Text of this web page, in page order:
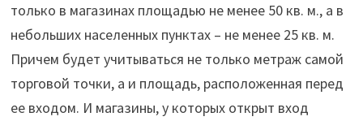
только в магазинах площадью не менее 50 кв. м., а в
небольших населенных пунктах – не менее 25 кв. м.
Причем будет учитываться не только метраж самой
торговой точки, а и площадь, расположенная перед
ее входом. И магазины, у которых открыт вход